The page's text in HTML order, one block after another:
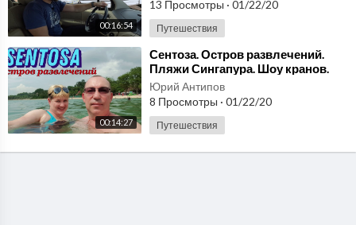
00:16:54
13 Просмотры · 01/22/20
Путешествия
00:14:27
⁣Сентоза. Остров развлечений.
Пляжи Сингапура. Шоу кранов.
Юрий Антипов
8 Просмотры · 01/22/20
Путешествия